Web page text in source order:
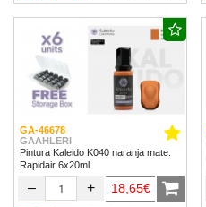
GA-46678
GAAHLERI
Pintura Kaleido K040 naranja mate.
Rapidair 6x20ml
– + 18,65€